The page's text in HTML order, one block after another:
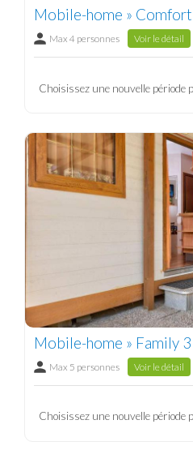
Mobile-home » Comfort
Max 4 personnes Voir le détail
Choisissez une nouvelle période
Mobile-home » Family
Max 5 personnes Voir le détail
Choisissez une nouvelle période